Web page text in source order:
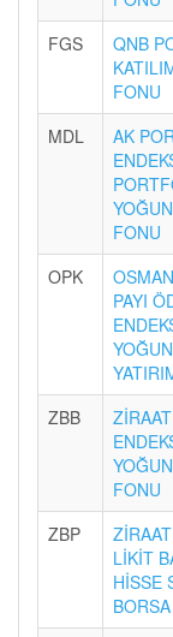
FGS
QNB
FONU
MDL
AK
FONU
OPK
PAYI
ZBB
FONU
ZBP
LİKİT
HİSSE